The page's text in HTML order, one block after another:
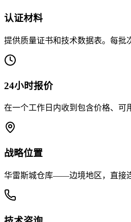
认证材料
提供质量证书和技术数据表。每批
24小时报价
在一个工作日内收到包含价格、可
战略位置
华雷斯城仓库——边境地区，直接